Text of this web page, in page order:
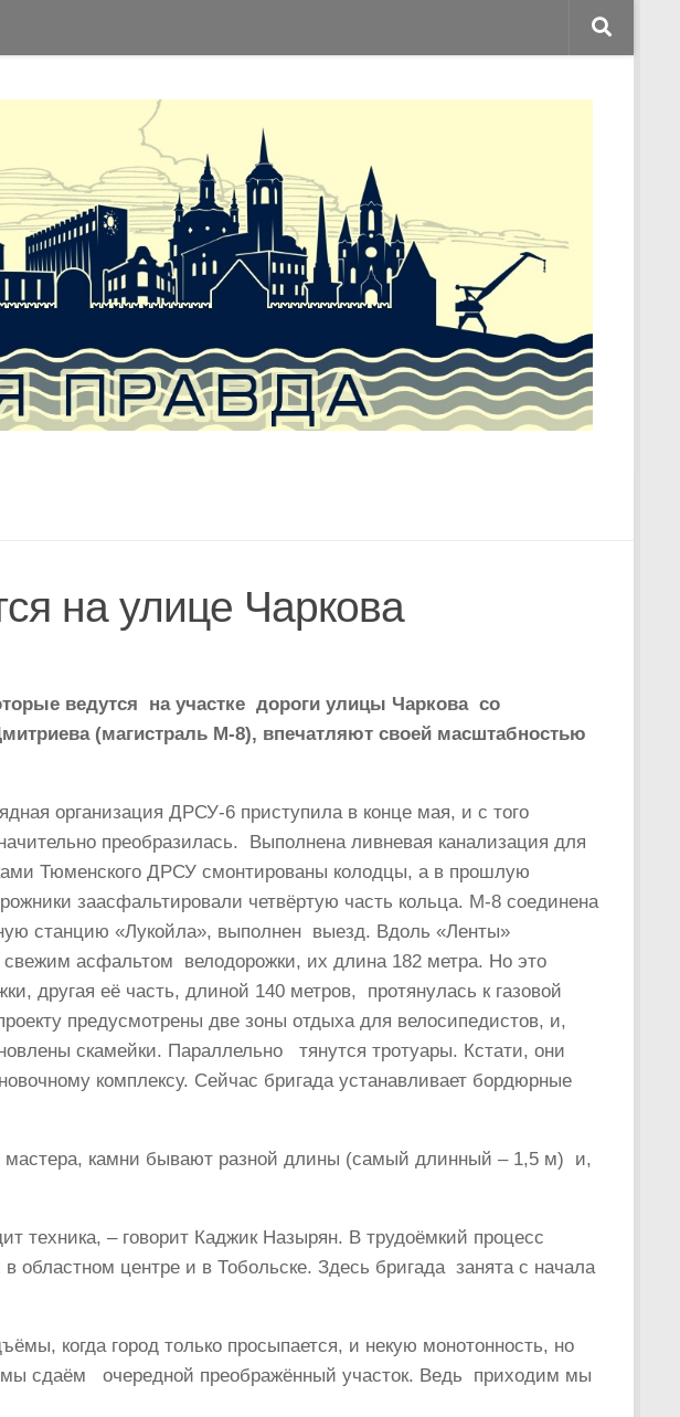
на улице Чаркова
ведутся на участке дороги улицы Чаркова со
(магистраль М-8), впечатляют своей масштабностью
организация ДРСУ-6 приступила в конце мая, и с того
преобразилась. Выполнена ливневая канализация для
Тюменского ДРСУ смонтированы колодцы, а в прошлую
заасфальтировали четвёртую часть кольца. М-8 соединена
станцию «Лукойла», выполнен выезд. Вдоль «Ленты»
асфальтом велодорожки, их длина 182 метра. Но это
другая её часть, длиной 140 метров, протянулась к газовой
предусмотрены две зоны отдыха для велосипедистов, и,
скамейки. Параллельно тянутся тротуары. Кстати, они
комплексу. Сейчас бригада устанавливает бордюрные
мастера, камни бывают разной длины (самый длинный – 1,5 м) и,
техника, – говорит Каджик Назырян. В трудоёмкий процесс
областном центре и в Тобольске. Здесь бригада занята с начала
когда город только просыпается, и некую монотонность, но
мы сдаём очередной преображённый участок. Ведь приходим мы